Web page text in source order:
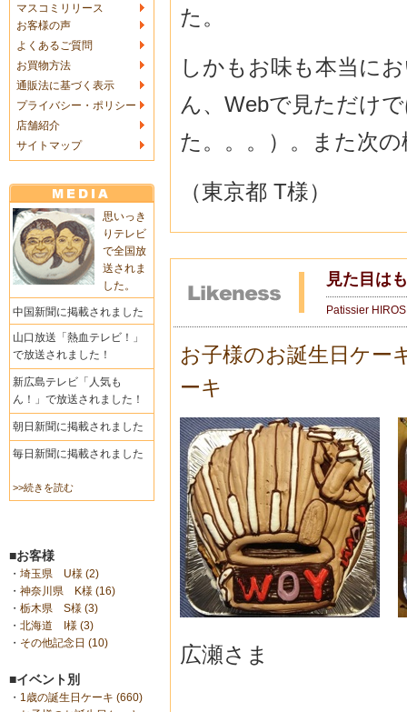
マスコミリリース
お客様の声
よくあるご質問
お買物方法
通販法に基づく表示
プライバシー・ポリシー
店舗紹介
サイトマップ
思いっき
りテレビ
で全国放
送されま
した。
中国新聞に掲載されました
山口放送「熱血テレビ！」
で放送されました！
新広島テレビ「人気も
ん！」で放送されました！
朝日新聞に掲載されました
毎日新聞に掲載されました
>>続きを読む
■お客様
・ 埼玉県 U様 (2)
・ 神奈川県 K様 (16)
・ 栃木県 S様 (3)
・ 北海道 I様 (3)
・ その他記念日 (10)
■イベント別
・ 1歳の誕生日ケーキ (660)
た。
しかもお味も本当に
ん、Webで見ただけ
た。。。）。また次
（東京都 T様）
見た目は
Patissier
お子様のお誕生日ケー
ーキ
広瀬さま